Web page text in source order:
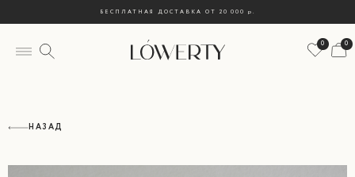
БЕСПЛАТНАЯ ДОСТАВКА ОТ 20 000р.
0 0
НАЗАД